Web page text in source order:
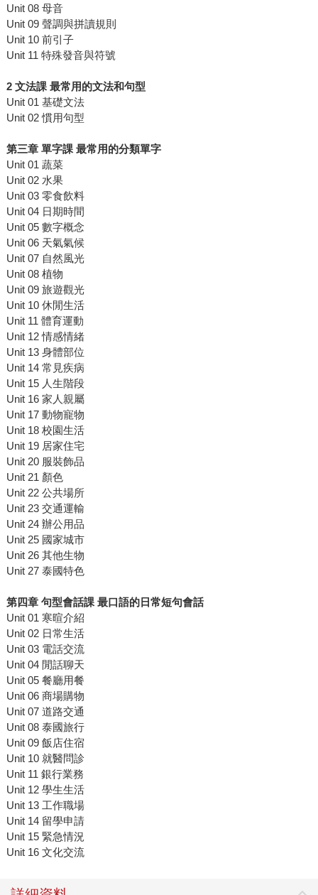
Unit 08 母音
Unit 09 聲調與拼讀規則
Unit 10 前引子
Unit 11 特殊發音與符號
2 文法課 最常用的文法和句型
Unit 01 基礎文法
Unit 02 慣用句型
第三章 單字課 最常用的分類單字
Unit 01 蔬菜
Unit 02 水果
Unit 03 零食飲料
Unit 04 日期時間
Unit 05 數字概念
Unit 06 天氣氣候
Unit 07 自然風光
Unit 08 植物
Unit 09 旅遊觀光
Unit 10 休閒生活
Unit 11 體育運動
Unit 12 情感情緒
Unit 13 身體部位
Unit 14 常見疾病
Unit 15 人生階段
Unit 16 家人親屬
Unit 17 動物寵物
Unit 18 校園生活
Unit 19 居家住宅
Unit 20 服裝飾品
Unit 21 顏色
Unit 22 公共場所
Unit 23 交通運輸
Unit 24 辦公用品
Unit 25 國家城市
Unit 26 其他生物
Unit 27 泰國特色
第四章 句型會話課 最口語的日常短句會話
Unit 01 寒暄介紹
Unit 02 日常生活
Unit 03 電話交流
Unit 04 閒話聊天
Unit 05 餐廳用餐
Unit 06 商場購物
Unit 07 道路交通
Unit 08 泰國旅行
Unit 09 飯店住宿
Unit 10 就醫問診
Unit 11 銀行業務
Unit 12 學生生活
Unit 13 工作職場
Unit 14 留學申請
Unit 15 緊急情況
Unit 16 文化交流